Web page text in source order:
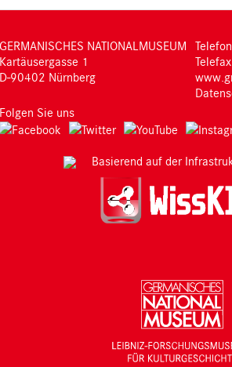
GERMANISCHES NATIONALMUSEUM
Kartäusergasse 1
D-90402 Nürnberg
Folgen Sie uns
Basierend auf der